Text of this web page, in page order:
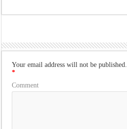
Your email address will not be published.
*
Comment